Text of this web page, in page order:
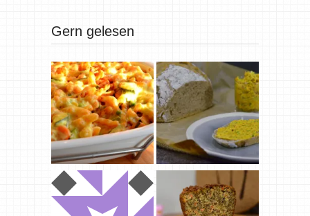
Gern gelesen